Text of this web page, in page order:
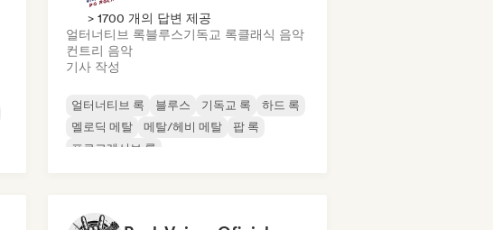
> 1700 개의 답변 제공
얼터너티브 록블루스기독교 록클래식 음악
컨트리 음악
기사 작성
얼터너티브 록 블루스 기독교 록
하드 록
멜로딕 메탈
메탈/헤비 메탈
팝 록
프로그레시브 록